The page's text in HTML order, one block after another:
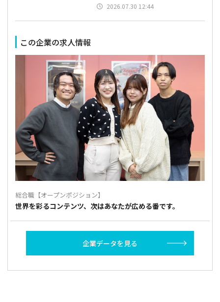
2026.07.30 12:44
この企業の求人情報
総合職【オープンポジション】
世界を彩るコンテンツ、次はあなたが広める番です。
企業データを見る